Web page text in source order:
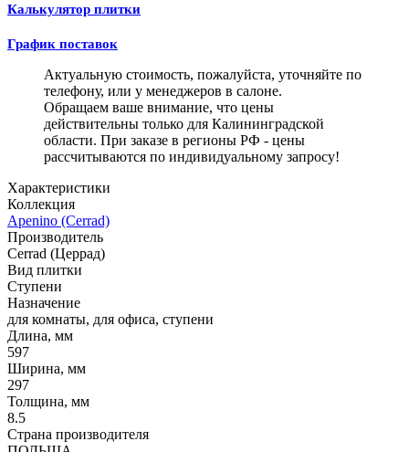
Калькулятор плитки
График поставок
Актуальную стоимость, пожалуйста, уточняйте по
телефону, или у менеджеров в салоне.
Обращаем ваше внимание, что цены
действительны только для Калининградской
области. При заказе в регионы РФ - цены
рассчитываются по индивидуальному запросу!
Характеристики
Коллекция
Apenino (Cerrad)
Производитель
Cerrad (Церрад)
Вид плитки
Ступени
Назначение
для комнаты, для офиса, ступени
Длина, мм
597
Ширина, мм
297
Толщина, мм
8.5
Страна производителя